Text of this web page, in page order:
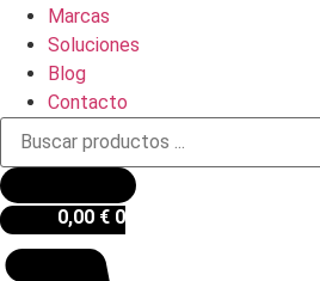
Marcas
Soluciones
Blog
Contacto
Búsqueda
productos
0,00 € 0